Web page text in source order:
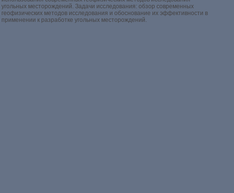
угольных месторождений. Задачи исследования: обзор современных
геофизических методов исследования и обоснование их эффективности в
применении к разработке угольных месторождений.